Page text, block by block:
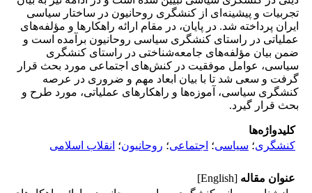
تجربیات و پیشینه‌ای از کنشگری روحانیون در ساختار سیاسی
ایران پرداخته شد. در پایان، در مقام ارائه راهکارها و مؤلفه‌های
عملیاتی در راستای کنشگری سیاسی روحانیون برآمده است و
ضمن بیان مؤلفه‌های جامعه‌شناختی در راستای کنشگری
سیاسی، عوامل موفقیت در کنش‌های اجتماعی مورد بحث قرار
گرفت و سعی شد تا با بیان ابعاد مهم و ضروری در عرصه
کنشگری سیاسی، آموزه‌ها و راهکارهای عملیاتی، مورد طرح و
بحث قرار گیرد.
کلیدواژه‌ها
کنشگری؛ سیاسی؛ اجتماعی؛ روحانیون؛ انقلاب اسلامی
عنوان مقاله [English]